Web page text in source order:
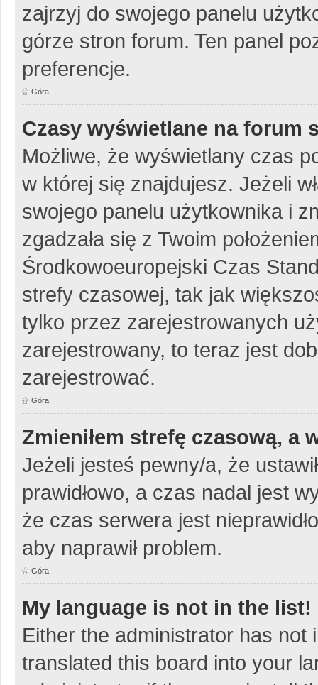
zajrzyj do swojego panelu
górze stron forum. Ten panel
preferencje.
Góra
Czasy wyświetlane na forum
Możliwe, że wyświetlany czas
w której się znajdujesz. Jeżeli
swojego panelu użytkownika i
zgadzała się z Twoim
Środkowoeuropejski Czas
strefy czasowej, tak jak
tylko przez zarejestrowanych
zarejestrowany, to teraz jest
zarejestrować.
Góra
Zmieniłem strefę czasową, a
Jeżeli jesteś pewny/a, że
prawidłowo, a czas nadal jest
że czas serwera jest
aby naprawił problem.
Góra
My language is not in the list!
Either the administrator has
translated this board into your